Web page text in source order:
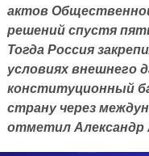
актов
решений спустя
Тогда Россия
условиях внешнего
конституционный
страну через
отметил Александр